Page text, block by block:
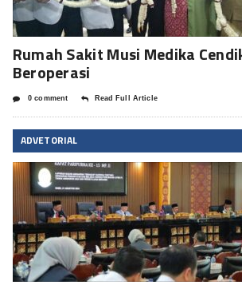
Rumah Sakit Musi Medika
Beroperasi
0 comment Read Full Article
ADVETORIAL